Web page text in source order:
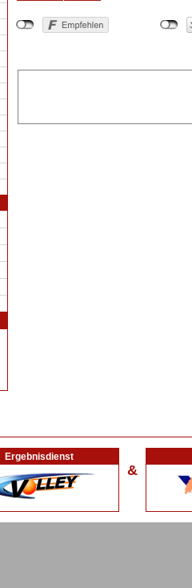
Ergebnisdienst
&